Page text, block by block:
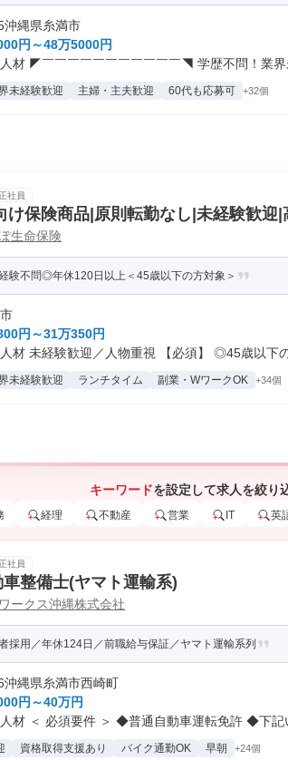
沖縄県糸満市
円～48万5000円
材 ◤￣￣￣￣￣￣￣￣￣￣￣◥ 学歴不問！業界
未経験歓迎 主婦・主夫歓迎 60代も応募可 +32個
社員
け保険商品|原則転勤なし|未経験歓迎|
生命保険
験不問◎年休120日以上＜45歳以下の方対象＞
円～31万350円
材 未経験歓迎／人物重視 【必須】 ◎45歳以下の
未経験歓迎 ランチタイム 副業・WワークOK +34個
キーワードを設定して求人を絞り
経理 不動産 営業 IT 英
社員
整備士(ヤマト運輸系)
ークス沖縄株式会社
採用／年休124日／前職給与保証／ヤマト運輸系列
沖縄県糸満市西崎町
円～40万円
材 ＜ 必須要件 ＞ ◆普通自動車運転免許 ◆下記
資格取得支援あり バイク通勤OK 早朝 +24個